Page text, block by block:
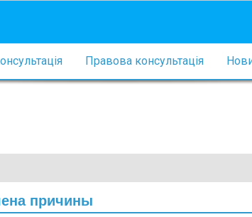
Правова консультація
причины